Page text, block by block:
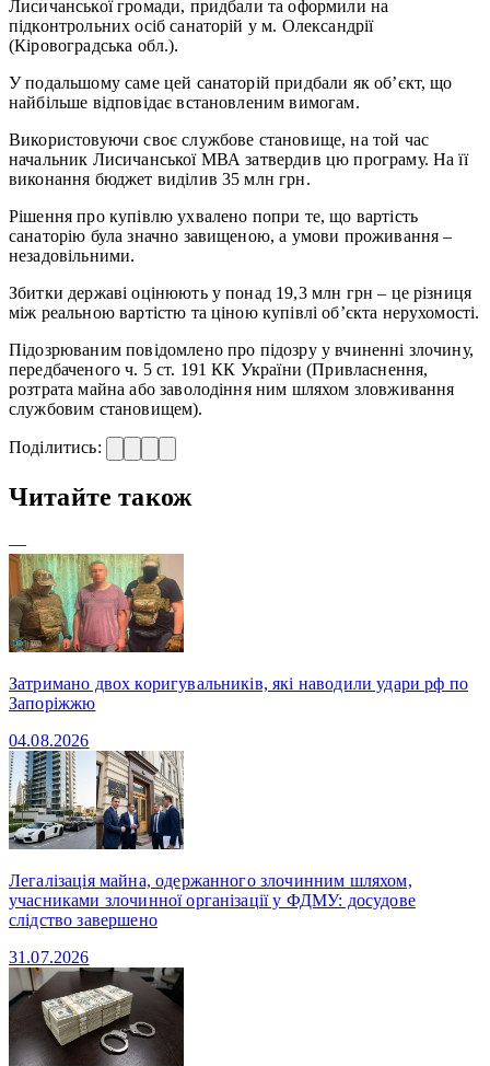
Лисичанської громади, придбали та оформили на
підконтрольних осіб санаторій у м. Олександрії
(Кіровоградська обл.).
У подальшому саме цей санаторій придбали як об’єкт, що
найбільше відповідає встановленим вимогам.
Використовуючи своє службове становище, на той час
начальник Лисичанської МВА затвердив цю програму. На її
виконання бюджет виділив 35 млн грн.
Рішення про купівлю ухвалено попри те, що вартість
санаторію була значно завищеною, а умови проживання –
незадовільними.
Збитки державі оцінюють у понад 19,3 млн грн – це різниця
між реальною вартістю та ціною купівлі об’єкта нерухомості.
Підозрюваним повідомлено про підозру у вчиненні злочину,
передбаченого ч. 5 ст. 191 КК України (Привласнення,
розтрата майна або заволодіння ним шляхом зловживання
службовим становищем).
Поділитись:
Читайте також
—
Затримано двох коригувальників, які наводили удари рф по
Запоріжжю
04.08.2026
Легалізація майна, одержанного злочинним шляхом,
учасниками злочинної організації у ФДМУ: досудове
слідство завершено
31.07.2026